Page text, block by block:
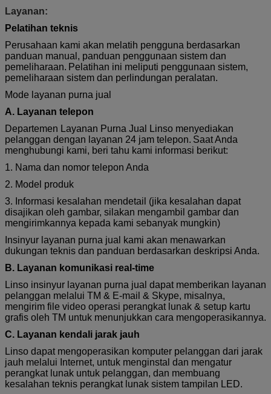
Layanan:
Pelatihan teknis
Perusahaan kami akan melatih pengguna berdasarkan
panduan manual, panduan penggunaan sistem dan
pemeliharaan. Pelatihan ini meliputi penggunaan sistem,
pemeliharaan sistem dan perlindungan peralatan.
Mode layanan purna jual
A. Layanan telepon
Departemen Layanan Purna Jual Linso menyediakan
pelanggan dengan layanan 24 jam telepon. Saat Anda
menghubungi kami, beri tahu kami informasi berikut:
1. Nama dan nomor telepon Anda
2. Model produk
3. Informasi kesalahan mendetail (jika kesalahan dapat
disajikan oleh gambar, silakan mengambil gambar dan
mengirimkannya kepada kami sebanyak mungkin)
Insinyur layanan purna jual kami akan menawarkan
dukungan teknis dan panduan berdasarkan deskripsi Anda.
B. Layanan komunikasi real-time
Linso insinyur layanan purna jual dapat memberikan layanan
pelanggan melalui TM & E-mail & Skype, misalnya,
mengirim file video operasi perangkat lunak & setup kartu
grafis oleh TM untuk menunjukkan cara mengoperasikannya.
C. Layanan kendali jarak jauh
Linso dapat mengoperasikan komputer pelanggan dari jarak
jauh melalui Internet, untuk menginstal dan mengatur
perangkat lunak untuk pelanggan, dan membuang
kesalahan teknis perangkat lunak sistem tampilan LED.